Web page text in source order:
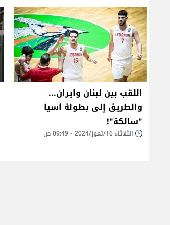
اللقب بين لبنان وايران...
والطريق إلى بطولة آسيا
"سالكة"!
الثلاثاء 16/تموز/2024 - 09:49 ص